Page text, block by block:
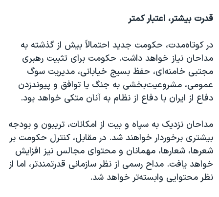
قدرت بیشتر، اعتبار کمتر
در کوتاه‌مدت، حکومت جدید احتمالاً بیش از گذشته به
مداحان نیاز خواهد داشت. حکومت برای تثبیت رهبری
مجتبی خامنه‌ای، حفظ بسیج خیابانی، مدیریت سوگ
عمومی، مشروعیت‌بخشی به جنگ یا توافق و پیوندزدن
دفاع از ایران با دفاع از نظام به آنان متکی خواهد بود.
مداحان نزدیک به سپاه و بیت از امکانات، تریبون و بودجه
بیشتری برخوردار خواهند شد. در مقابل، کنترل حکومت بر
شعرها، شعارها، مهمانان و محتوای مجالس نیز افزایش
خواهد یافت. مداح رسمی از نظر سازمانی قدرتمندتر، اما از
نظر محتوایی وابسته‌تر خواهد شد.